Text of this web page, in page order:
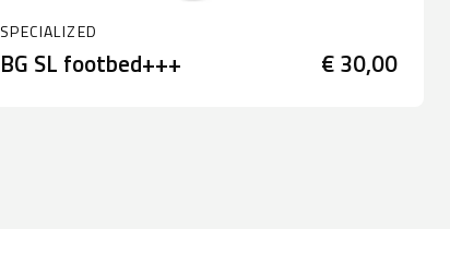
SPECIALIZED
BG SL footbed+++ € 30,00